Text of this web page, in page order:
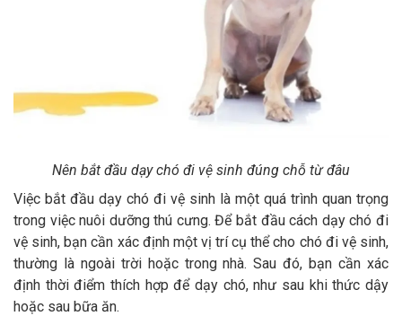
Nên bắt đầu dạy chó đi vệ sinh đúng chỗ từ đâu
Việc bắt đầu dạy chó đi vệ sinh là một quá trình quan trọng
trong việc nuôi dưỡng thú cưng. Để bắt đầu cách dạy chó đi
vệ sinh, bạn cần xác định một vị trí cụ thể cho chó đi vệ sinh,
thường là ngoài trời hoặc trong nhà. Sau đó, bạn cần xác
định thời điểm thích hợp để dạy chó, như sau khi thức dậy
hoặc sau bữa ăn.